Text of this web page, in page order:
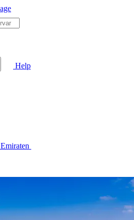
Help